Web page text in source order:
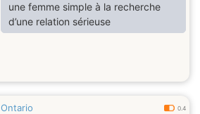
une femme simple à la recherche
d’une relation sérieuse
Ontario 0.4